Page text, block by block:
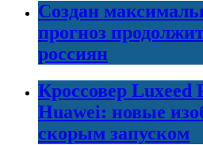
Создан
прогноз
россиян
Кроссовер Luxeed
Huawei: новые
скорым запуском